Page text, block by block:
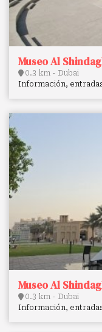
Museo Al
0.3 km - Dubai
Información,
Museo Al
0.3 km - Dubai
Información,